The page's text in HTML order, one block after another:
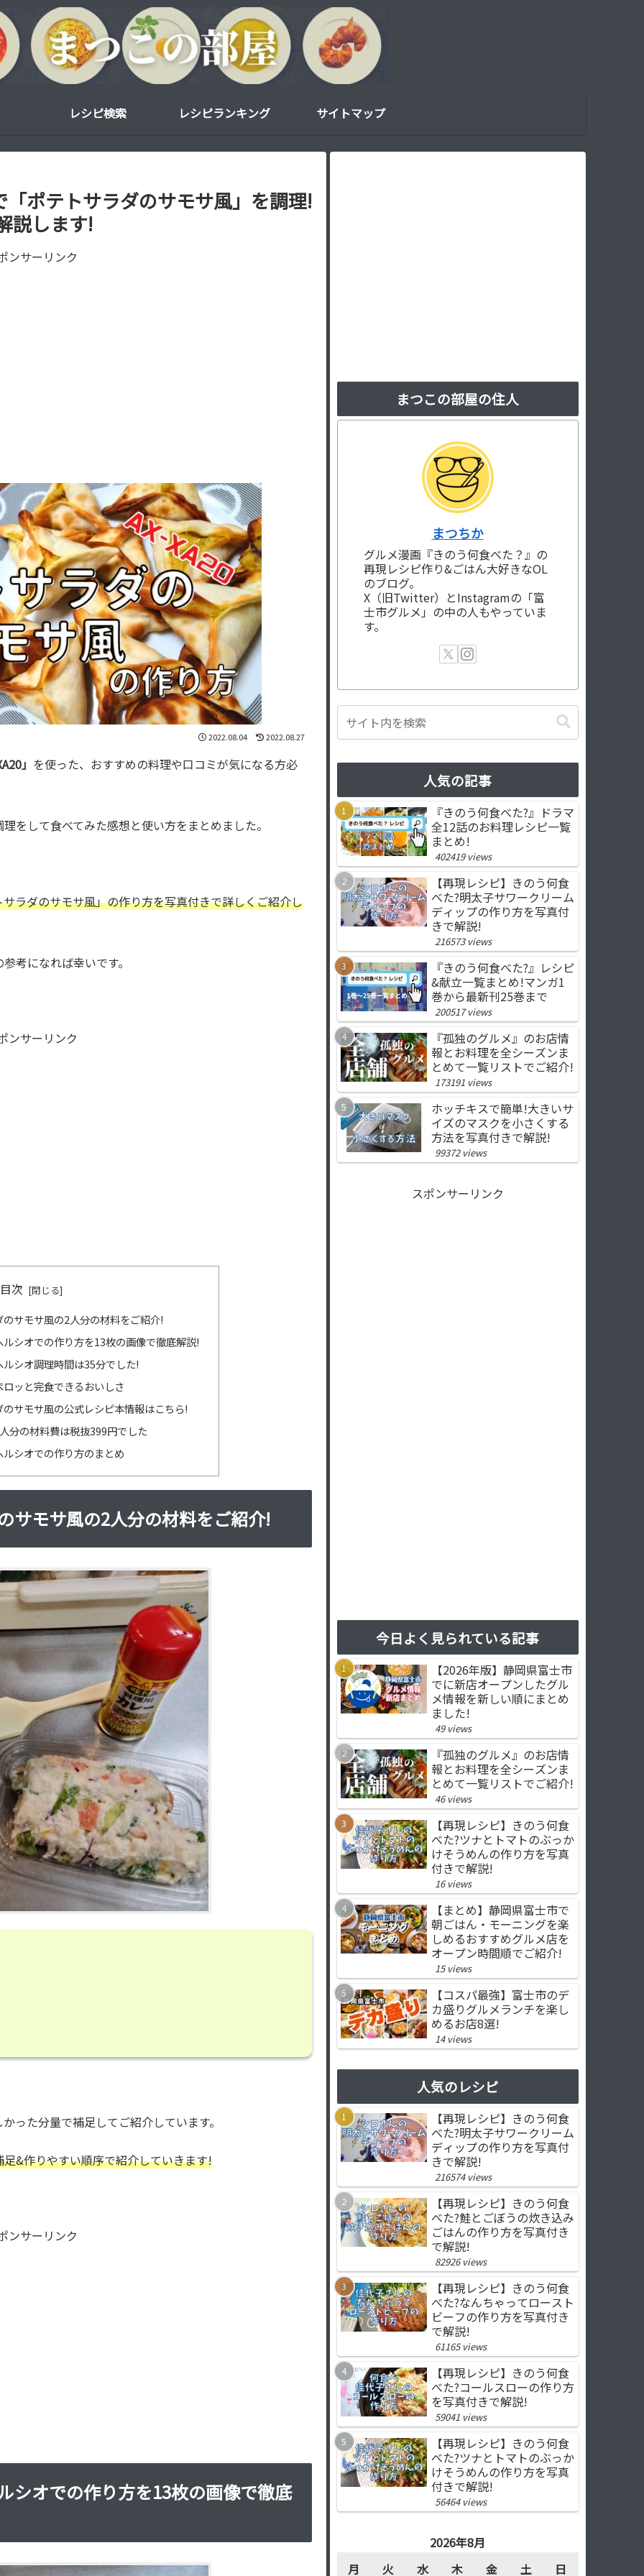
レシピ検索 レシピランキング サイトマップ
「ポテトサラダのサモサ風」を調理!
説します!
ンサーリンク
2022.08.04 2022.08.27
」 を使った、おすすめの料理や口コミが気になる方必
をして食べてみた感想と使い方をまとめました。
ラダのサモサ風」の作り方を写真付きで詳しくご紹介し
考になれば幸いです。
ンサーリンク
目次
サモサ風の2人分の材料をご紹介!
シオでの作り方を13枚の画像で徹底解説!
シオ調理時間は35分でした!
ッと完食できるおいしさ
サモサ風の公式レシピ本情報はこちら!
分の材料費は税抜399円でした
シオでの作り方のまとめ
サモサ風の2人分の材料をご紹介!
った分量で補足してご紹介しています。
足&作りやすい順序で紹介していきます!
ンサーリンク
シオでの作り方を13枚の画像で徹底
まつこの部屋の住人
まつちか
グルメ漫画『きのう何食べた？』の
再現レシピ作り&ごはん大好きなOL
のブログ。
X（旧Twitter）とInstagramの「富
士市グルメ」の中の人もやっていま
す。
人気の記事
『きのう何食べた?』ドラマ
全12話のお料理レシピ一覧
まとめ!
402419 views
【再現レシピ】きのう何食
べた?明太子サワークリーム
ディップの作り方を写真付
きで解説!
216573 views
『きのう何食べた?』レシピ
&献立一覧まとめ!マンガ1
巻から最新刊25巻まで
200517 views
『孤独のグルメ』のお店情
報とお料理を全シーズンま
とめて一覧リストでご紹介!
173191 views
ホッチキスで簡単!大きいサ
イズのマスクを小さくする
方法を写真付きで解説!
99372 views
スポンサーリンク
今日よく見られている記事
【2026年版】静岡県富士市
でに新店オープンしたグル
メ情報を新しい順にまとめ
ました!
49 views
『孤独のグルメ』のお店情
報とお料理を全シーズンま
とめて一覧リストでご紹介!
46 views
【再現レシピ】きのう何食
べた?ツナとトマトのぶっか
けそうめんの作り方を写真
付きで解説!
16 views
【まとめ】静岡県富士市で
朝ごはん・モーニングを楽
しめるおすすめグルメ店を
オープン時間順でご紹介!
15 views
【コスパ最強】富士市のデ
カ盛りグルメランチを楽し
めるお店8選!
14 views
人気のレシピ
【再現レシピ】きのう何食
べた?明太子サワークリーム
ディップの作り方を写真付
きで解説!
216574 views
【再現レシピ】きのう何食
べた?鮭とごぼうの炊き込み
ごはんの作り方を写真付き
で解説!
82926 views
【再現レシピ】きのう何食
べた?なんちゃってロースト
ビーフの作り方を写真付き
で解説!
61165 views
【再現レシピ】きのう何食
べた?コールスローの作り方
を写真付きで解説!
59041 views
【再現レシピ】きのう何食
べた?ツナとトマトのぶっか
けそうめんの作り方を写真
付きで解説!
56464 views
2026年8月
月
火 水 木 金 土 日